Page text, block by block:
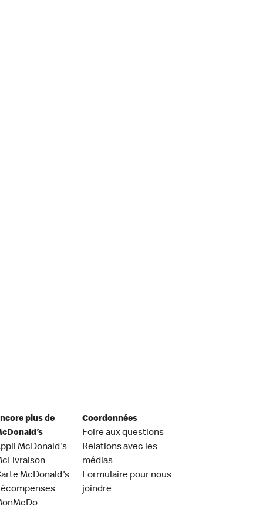
plus de
McDonald's
McDonald's
Coordonnées
Foire aux questions
Relations avec les
médias
Formulaire pour nous
joindre